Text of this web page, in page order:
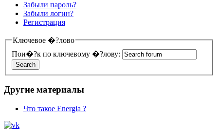
Забыли пароль?
Забыли логин?
Регистрация
Ключевое �?лово
Пои�?к по ключевому �?лову:
Другие материалы
Что такое Energia ?